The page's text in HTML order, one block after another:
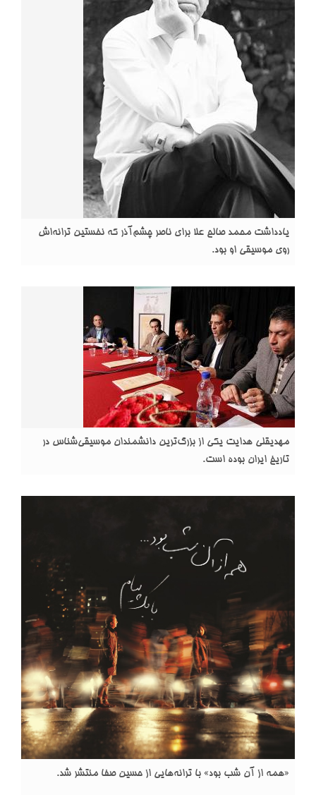
یادداشت محمد صالح علا برای ناصر چشم‌آذر که نخستین ترانه‌اش
روی موسیقی او بود.
مهدیقلی هدایت یکی از بزرگ‌ترین دانشمندان موسیقی‌شناس در
تاریخ ایران بوده است.
«همه از آن شب بود» با ترانه‌هایی از حسین صفا منتشر شد.